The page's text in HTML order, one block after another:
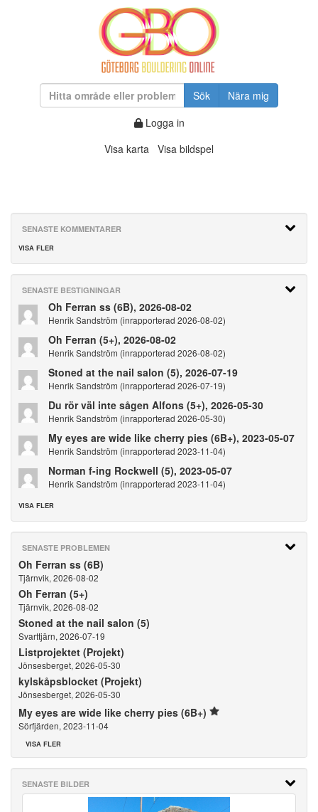
Sök
Nära mig
Logga in
Visa karta Visa bildspel
SENASTE KOMMENTARER
VISA FLER
SENASTE BESTIGNINGAR
Oh Ferran ss (6B), 2026-08-02
Henrik Sandström (inrapporterad 2026-08-02)
Oh Ferran (5+), 2026-08-02
Henrik Sandström (inrapporterad 2026-08-02)
Stoned at the nail salon (5), 2026-07-19
Henrik Sandström (inrapporterad 2026-07-19)
Du rör väl inte sågen Alfons (5+), 2026-05-30
Henrik Sandström (inrapporterad 2026-05-30)
My eyes are wide like cherry pies (6B+), 2023-05-07
Henrik Sandström (inrapporterad 2023-11-04)
Norman f-ing Rockwell (5), 2023-05-07
Henrik Sandström (inrapporterad 2023-11-04)
VISA FLER
SENASTE PROBLEMEN
Oh Ferran ss (6B)
Tjärnvik, 2026-08-02
Oh Ferran (5+)
Tjärnvik, 2026-08-02
Stoned at the nail salon (5)
Svarttjärn, 2026-07-19
Listprojektet (Projekt)
Jönsesberget, 2026-05-30
kylskåpsblocket (Projekt)
Jönsesberget, 2026-05-30
My eyes are wide like cherry pies (6B+)
Sörfjärden, 2023-11-04
VISA FLER
SENASTE BILDER